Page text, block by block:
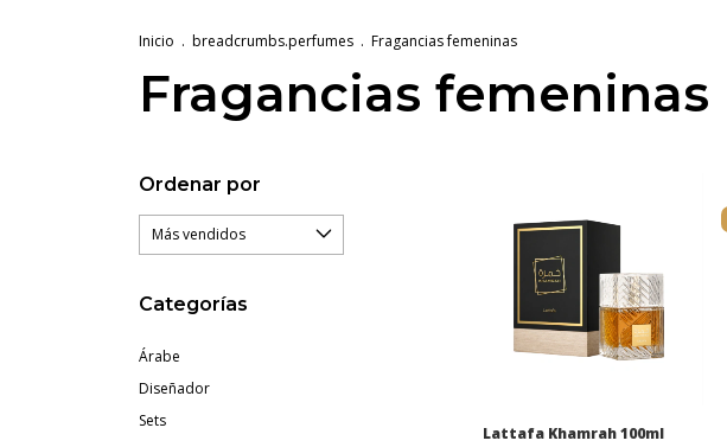
Inicio . breadcrumbs.perfumes . Fragancias femeninas
Fragancias femeninas
Ordenar por
Categorías
Árabe
Diseñador
Sets
Lattafa Khamrah 100ml